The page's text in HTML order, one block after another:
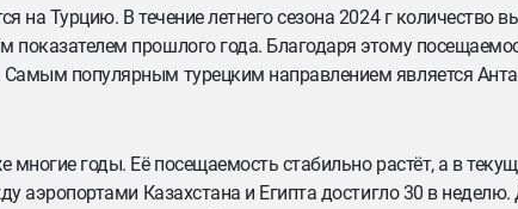
на Турцию. В течение летнего сезона 2024 г количество
прошлого года. Благодаря этому
популярным турецким направлением является
годы. Её посещаемость стабильно растёт, а в
аэропортами Казахстана и Египта достигло 30 в